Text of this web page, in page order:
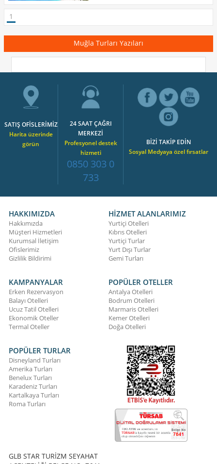
1
Muğla Turları Yazıları
SATIŞ OFİSLERİMİZ
Harita üzerinde
görün
24 SAAT ÇAĞRI
MERKEZİ
Profesyonel destek
hizmeti
0850 303 0
733
BİZİ TAKİP EDİN
Sosyal Medyaya özel fırsatlar
HAKKIMIZDA
Hakkımızda
Müşteri Hizmetleri
Kurumsal İletişim
Ofislerimiz
Gizlilik Bildirimi
HİZMET ALANLARIMIZ
Yurtiçi Otelleri
Kıbrıs Otelleri
Yurtiçi Turlar
Yurt Dışı Turlar
Gemi Turları
KAMPANYALAR
Erken Rezervasyon
Balayı Otelleri
Ucuz Tatil Otelleri
Ekonomik Oteller
Termal Oteller
POPÜLER OTELLER
Antalya Otelleri
Bodrum Otelleri
Marmaris Otelleri
Kemer Otelleri
Doğa Otelleri
POPÜLER TURLAR
Disneyland Turları
Amerika Turları
Benelux Turları
Karadeniz Turları
Kartalkaya Turları
Roma Turları
GLB STAR TURİZM SEYAHAT